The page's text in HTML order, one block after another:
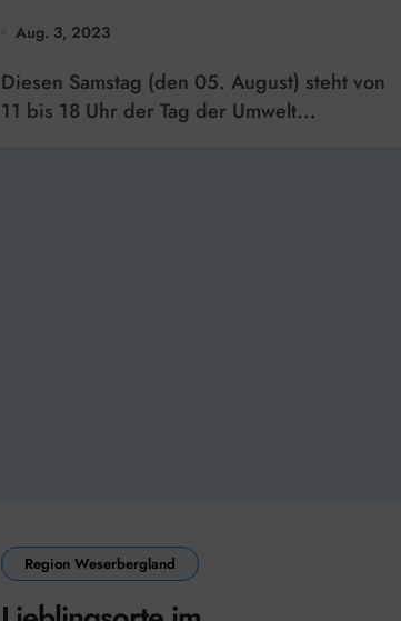
Aug. 3, 2023
Diesen Samstag (den 05. August) steht von
11 bis 18 Uhr der Tag der Umwelt...
Region Weserbergland